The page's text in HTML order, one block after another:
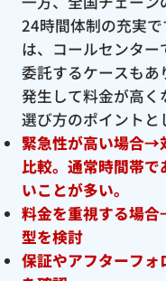
24時間体制の充実
は、コールセンタ
委託するケースも
発生して料金が高く
選び方のポイントと
緊急性が高い場合→
比較。通常時間帯
いことが多い。
料金を重視する場
型を検討
保証やアフターフ